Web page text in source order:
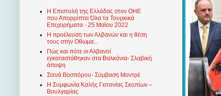
Η Επιστολή της Ελλάδας στον ΟΗΕ
που Απορρίπτει Όλα τα Τουρκικά
Επιχειρήματα - 25 Μαΐου 2022
Η προέλευση των Αλβανών και η θέση
τους στην Οθωμα...
Πώς και πότε οι Αλβανοί
εγκαταστάθηκαν στα Βαλκάνια- Σλαβική
άποψη
Στενά Βοσπόρου- Σύμβαση Μοντρέ
Η Συμφωνία Καλής Γειτονίας Σκοπίων –
Βουλγαρίας